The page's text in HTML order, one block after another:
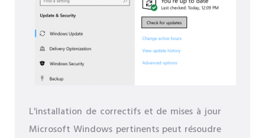
L'installation de correctifs et de mises à jour
Microsoft Windows pertinents peut résoudre